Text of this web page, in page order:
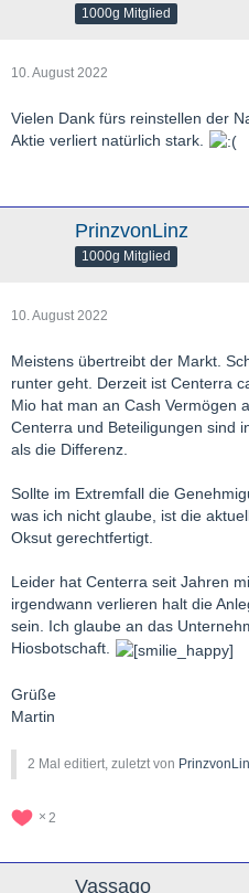
1000g Mitglied
10. August 2022
Vielen Dank fürs reinstellen der
Aktie verliert natürlich stark.
PrinzvonLinz
1000g Mitglied
10. August 2022
Meistens übertreibt der Markt.
runter geht. Derzeit ist Centerra
Mio hat man an Cash Vermögen
Centerra und Beteiligungen sind
als die Differenz.
Sollte im Extremfall die
was ich nicht glaube, ist die
Oksut gerechtfertigt.
Leider hat Centerra seit Jahren
irgendwann verlieren halt die
sein. Ich glaube an das
Hiosbotschaft.
Grüße
Martin
2 Mal editiert, zuletzt von
2
Vassago